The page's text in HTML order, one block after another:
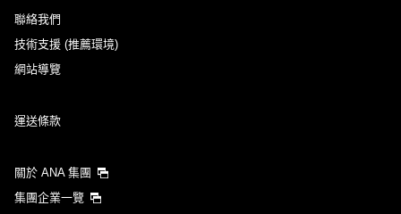
聯絡我們
技術支援 (推薦環境)
網站導覽
運送條款
關於 ANA 集團
集團企業一覽